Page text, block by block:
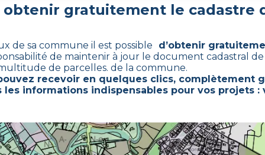
obtenir gratuitement le cadastre
de sa commune il est possible d’obtenir
de maintenir à jour le document cadastral
de parcelles. de la commune.
recevoir en quelques clics, complètement
informations indispensables pour vos projets